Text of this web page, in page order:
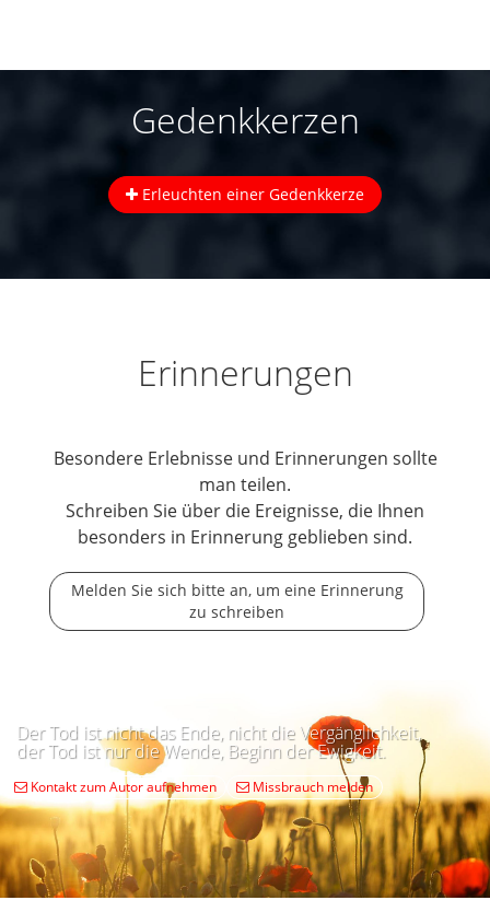
Gedenkkerzen
Erleuchten einer Gedenkkerze
Erinnerungen
Besondere Erlebnisse und Erinnerungen sollte
man teilen.
Schreiben Sie über die Ereignisse, die Ihnen
besonders in Erinnerung geblieben sind.
Melden Sie sich bitte an, um eine Erinnerung
zu schreiben
Der Tod ist nicht das Ende, nicht die Vergänglichkeit,
der Tod ist nur die Wende, Beginn der Ewigkeit.
Kontakt zum Autor aufnehmen Missbrauch melden